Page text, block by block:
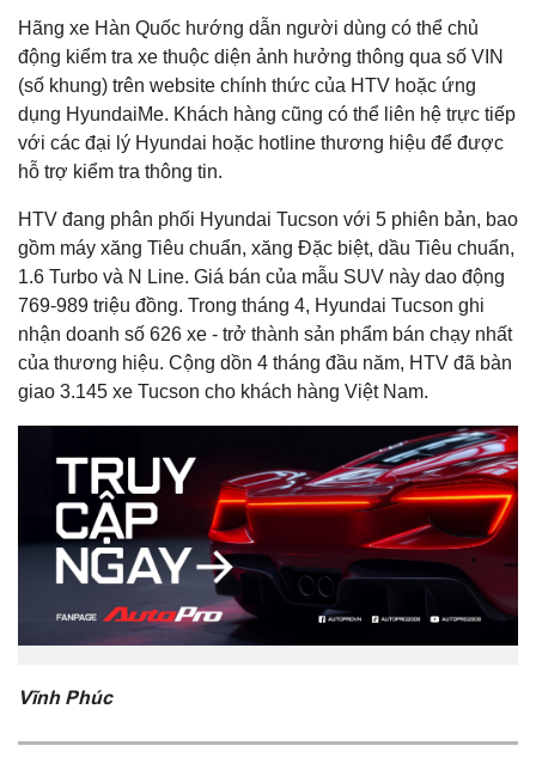
Hãng xe Hàn Quốc hướng dẫn người dùng có thể chủ
động kiểm tra xe thuộc diện ảnh hưởng thông qua số VIN
(số khung) trên website chính thức của HTV hoặc ứng
dụng HyundaiMe. Khách hàng cũng có thể liên hệ trực tiếp
với các đại lý Hyundai hoặc hotline thương hiệu để được
hỗ trợ kiểm tra thông tin.
HTV đang phân phối Hyundai Tucson với 5 phiên bản, bao
gồm máy xăng Tiêu chuẩn, xăng Đặc biệt, dầu Tiêu chuẩn,
1.6 Turbo và N Line. Giá bán của mẫu SUV này dao động
769-989 triệu đồng. Trong tháng 4, Hyundai Tucson ghi
nhận doanh số 626 xe - trở thành sản phẩm bán chạy nhất
của thương hiệu. Cộng dồn 4 tháng đầu năm, HTV đã bàn
giao 3.145 xe Tucson cho khách hàng Việt Nam.
Vĩnh Phúc